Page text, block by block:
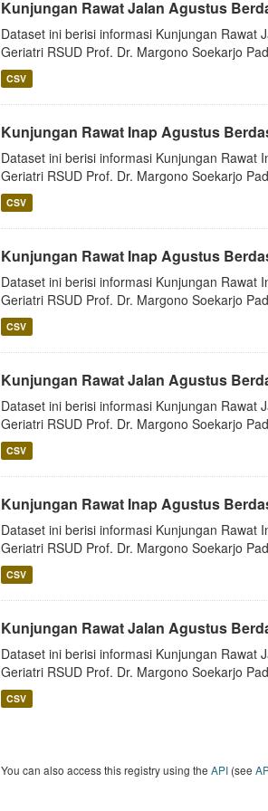
Kunjungan Rawat Jalan Agustus
Dataset ini berisi informasi Kunjungan Rawat
Geriatri RSUD Prof. Dr. Margono Soekarjo
CSV
Kunjungan Rawat Inap Agustus
Dataset ini berisi informasi Kunjungan Rawat
Geriatri RSUD Prof. Dr. Margono Soekarjo
CSV
Kunjungan Rawat Inap Agustus
Dataset ini berisi informasi Kunjungan Rawat
Geriatri RSUD Prof. Dr. Margono Soekarjo
CSV
Kunjungan Rawat Jalan Agustus
Dataset ini berisi informasi Kunjungan Rawat
Geriatri RSUD Prof. Dr. Margono Soekarjo
CSV
Kunjungan Rawat Inap Agustus
Dataset ini berisi informasi Kunjungan Rawat
Geriatri RSUD Prof. Dr. Margono Soekarjo
CSV
Kunjungan Rawat Jalan Agustus
Dataset ini berisi informasi Kunjungan Rawat
Geriatri RSUD Prof. Dr. Margono Soekarjo
CSV
You can also access this registry using the API (see